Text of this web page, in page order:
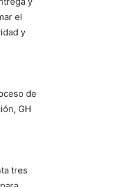
el
y
de
GH
tres